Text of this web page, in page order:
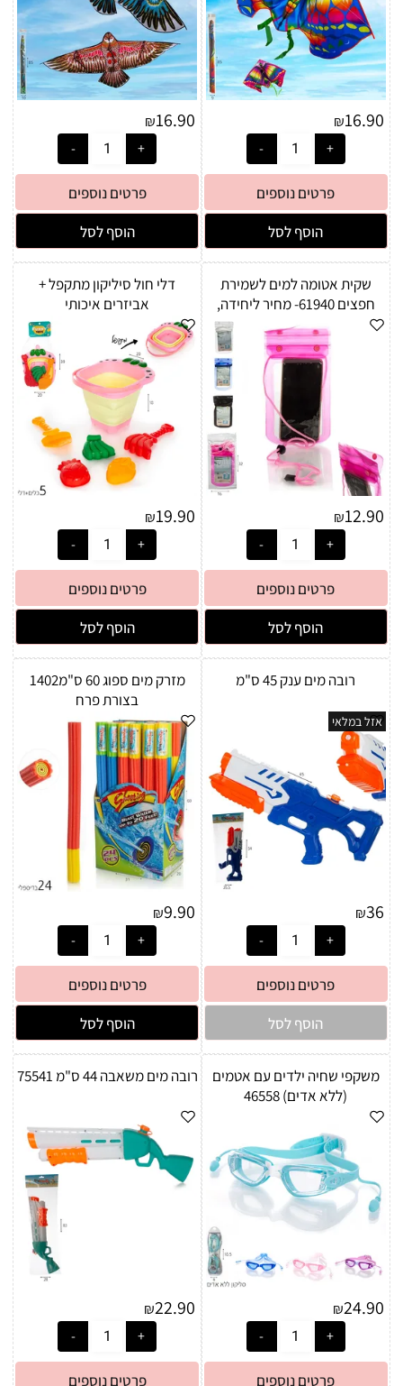
₪16.90
פרטים נוספים
הוסף לסל
₪16.90
פרטים נוספים
הוסף לסל
שקית אטומה למים לשמירת
חפצים 61940- מחיר ליחידה,
צבע אקראי
₪12.90
פרטים נוספים
הוסף לסל
דלי חול סיליקון מתקפל +
אביזרים איכותי
₪19.90
פרטים נוספים
הוסף לסל
רובה מים ענק 45 ס"מ
אזל במלאי
₪36
פרטים נוספים
הוסף לסל
מזרק מים ספוג 60 ס"מ1402
בצורת פרח
₪9.90
פרטים נוספים
הוסף לסל
משקפי שחיה ילדים עם אטמים
(ללא אדים) 46558
₪24.90
פרטים נוספים
רובה מים משאבה 44 ס"מ 75541
₪22.90
פרטים נוספים